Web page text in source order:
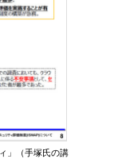
」（手塚氏の講